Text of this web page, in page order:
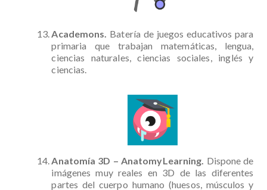
Academons. Batería de juegos educativos para
primaria que trabajan matemáticas, lengua,
ciencias naturales, ciencias sociales, inglés y
ciencias.
Anatomía 3D – AnatomyLearning. Dispone de
imágenes muy reales en 3D de las diferentes
partes del cuerpo humano (huesos, músculos y